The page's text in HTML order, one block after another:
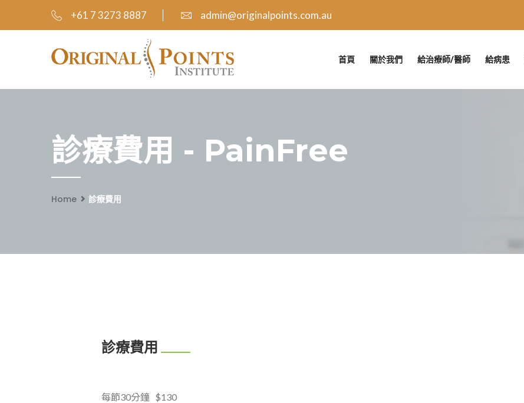
+61 7 3273 8887 admin@originalpoints.com.au
首頁 關於我們 給治療師/醫師 給病患
診療費用 - PainFree
Home 診療費用
診療費用
每節30分鐘 $130